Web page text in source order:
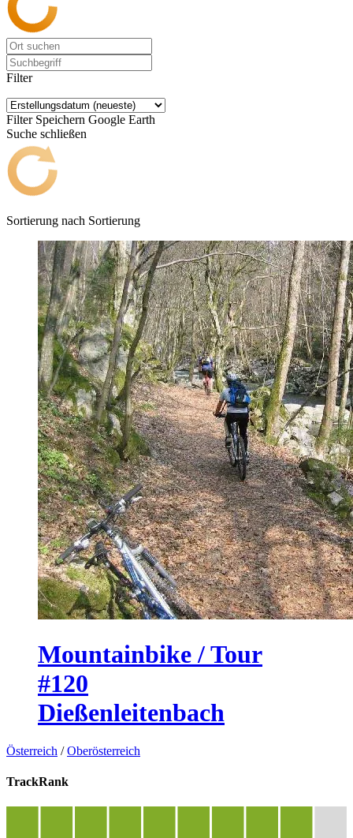
Filter
Filter Speichern Google Earth
Suche schließen
Sortierung nach Sortierung
Mountainbike / Tour
#120
Dießenleitenbach
Österreich /Oberösterreich
TrackRank